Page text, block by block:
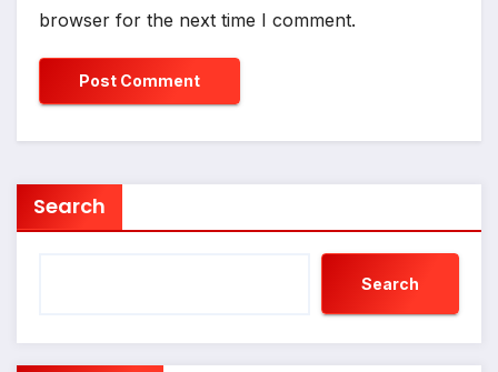
browser for the next time I comment.
Search
Search